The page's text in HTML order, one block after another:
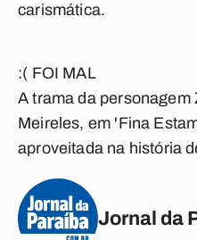
carismática.
:( FOI MAL
A trama da personagem
Meireles, em 'Fina
aproveitada na história
Jornal da